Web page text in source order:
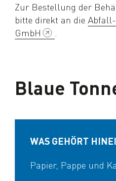
Zur Bestellung der
bitte direkt an die
GmbH
.
Blaue
WAS GEHÖRT
Papier, Pappe und